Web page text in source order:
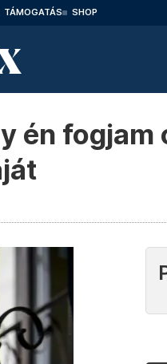
TÁMOGATÁS SHOP
én fogjam